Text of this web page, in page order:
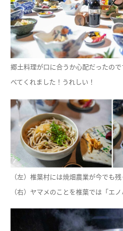
郷土料理が口に合うか心配だったの
べてくれました！うれしい！
（左）椎葉村には焼畑農業が今でも
（右）ヤマメのことを椎葉では「エ